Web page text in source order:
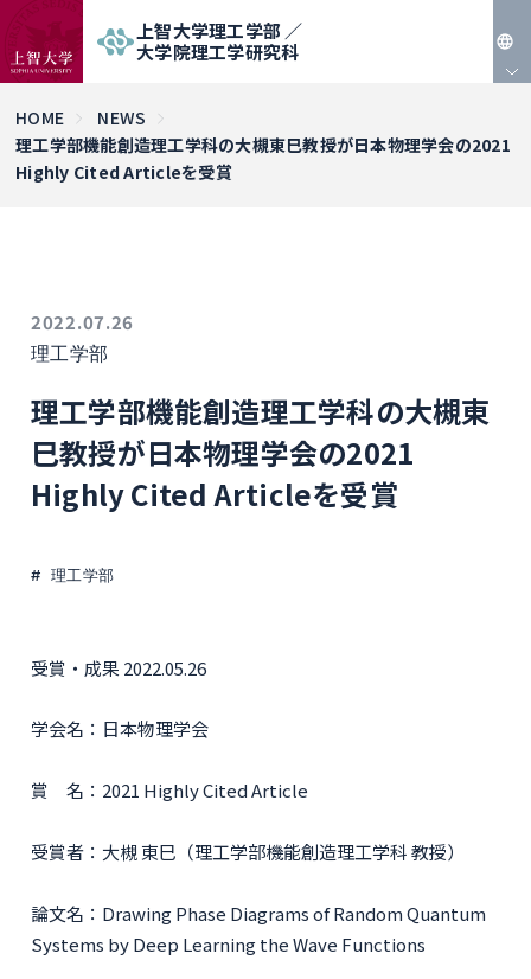
上智大学理工学部 ／
大学院理工学研究科
EN
HOME
NEWS
理工学部機能創造理工学科の大槻東巳教授が日本物理学会の2021
Highly Cited Articleを受賞
2022.07.26
理工学部
理工学部機能創造理工学科の大槻東
巳教授が日本物理学会の2021
Highly Cited Articleを受賞
理工学部
受賞・成果 2022.05.26
学会名：日本物理学会
賞 名：2021 Highly Cited Article
受賞者：大槻 東巳（理工学部機能創造理工学科 教授）
論文名：Drawing Phase Diagrams of Random Quantum
Systems by Deep Learning the Wave Functions